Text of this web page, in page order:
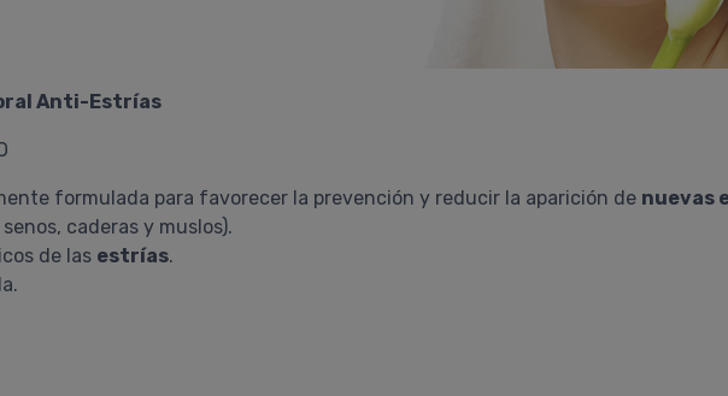
Anti-Estrías
formulada para favorecer la prevención y reducir la aparición de nuevas
caderas y muslos).
de las estrías.